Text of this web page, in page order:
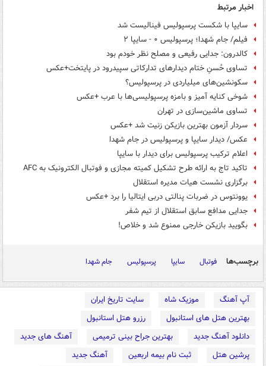
اخبار مرتبط
سایپا با شکست پرسپولیس فینالیست شد
فیلم/ جام شهدا؛ پرسپولیس ۰ - سایپا ۲
کالدرون: جدایی رفیعی و مصلح نظر خودم بود
تساوی حُسنِ ختام دیدارهای تدارکاتی سپیدرود در پایتخت+عکس
سکونشین‌های میلیاردی در پرسپولیس؟
شوخی کنایه آمیز و بامزه پرسپولیسی‌ها با عرب +عکس
تساوی ماشین‌سازی در تهران
سردار آزمون بهترین بازیکن زنیت شد +عکس
عکس/ دیدار سایپا و پرسپولیس در جام شهدا
اعلام ترکیب پرسپولیس برای دیدار با سایپا
تاکید تاج به ارائه طرح تشکیل کمیته مجازی و فوتبال الکترونیک به AFC
برگزاری نشست هیات مدیره استقلال
یوونتوس در ضربات پنالتی دربی ایتالیا را برد +عکس
جدایی مدافع سابق استقلال از تیم شفر
بگویید بازیکن خارجی ممنوع شد و خلاص!
برچسب‌ها فوتبال سایپا پرسپولیس جام شهدا
آپ آهنگ موزیک شاه
سایت تاریخ ایران
بهترین هتل های استانبول
رزرو هتل استانبول
دانلود آهنگ جدید
بهترین جراح بینی ترمیمی
آهنگ های جدید
پرشین هتل
ثبت نام بیمه اربعین
آهنگ جدید